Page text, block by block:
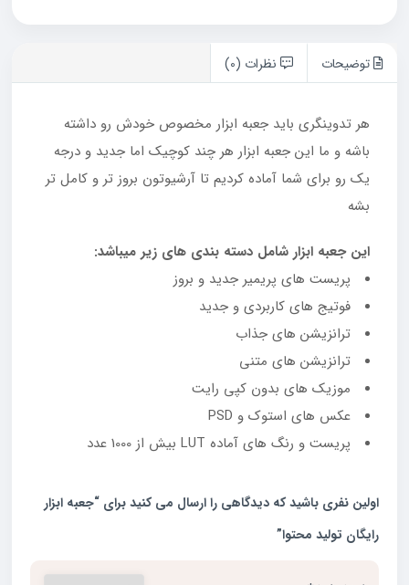
توضیحات نظرات (0)
هر تدوینگری باید جعبه ابزار مخصوص خودش رو داشته
باشه و ما این جعبه ابزار هر چند کوچیک اما جدید و درجه
یک رو برای شما آماده کردیم تا آرشیوتون بروز تر و کامل تر
بشه
این جعبه ابزار شامل دسته بندی های زیر میباشد:
پریست های پریمیر جدید و بروز
فوتیج های کاربردی و جدید
ترانزیشن های جذاب
ترانزیشن های متنی
موزیک های بدون کپی رایت
عکس های استوک و PSD
پریست و رنگ های آماده LUT بیش از 1000 عدد
اولین نفری باشید که دیدگاهی را ارسال می کنید برای “جعبه ابزار
رایگان تولید محتوا”